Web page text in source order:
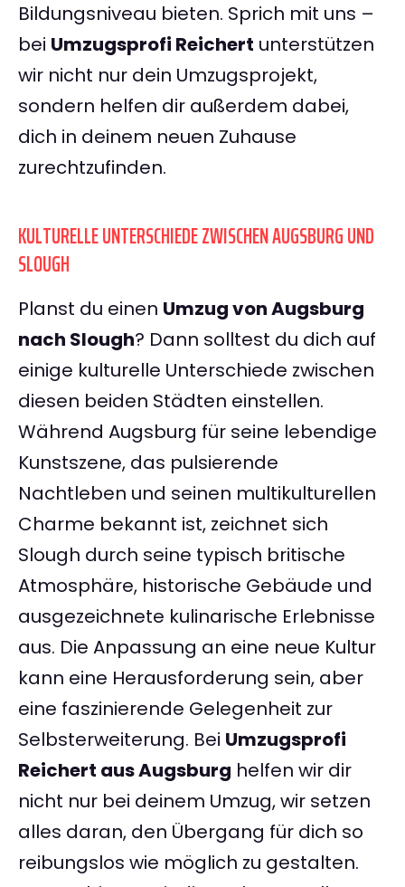
Bildungsniveau bieten. Sprich mit uns –
bei Umzugsprofi Reichert unterstützen
wir nicht nur dein Umzugsprojekt,
sondern helfen dir außerdem dabei,
dich in deinem neuen Zuhause
zurechtzufinden.
KULTURELLE UNTERSCHIEDE ZWISCHEN AUGSBURG UND
SLOUGH
Planst du einen Umzug von Augsburg
nach Slough? Dann solltest du dich auf
einige kulturelle Unterschiede zwischen
diesen beiden Städten einstellen.
Während Augsburg für seine lebendige
Kunstszene, das pulsierende
Nachtleben und seinen multikulturellen
Charme bekannt ist, zeichnet sich
Slough durch seine typisch britische
Atmosphäre, historische Gebäude und
ausgezeichnete kulinarische Erlebnisse
aus. Die Anpassung an eine neue Kultur
kann eine Herausforderung sein, aber
eine faszinierende Gelegenheit zur
Selbsterweiterung. Bei Umzugsprofi
Reichert aus Augsburg helfen wir dir
nicht nur bei deinem Umzug, wir setzen
alles daran, den Übergang für dich so
reibungslos wie möglich zu gestalten.